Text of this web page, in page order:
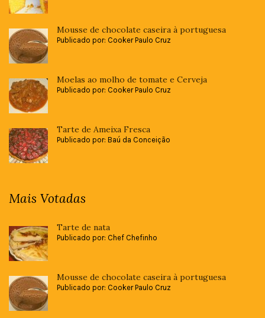
Mousse de chocolate caseira à portuguesa
Publicado por: Cooker Paulo Cruz
Moelas ao molho de tomate e Cerveja
Publicado por: Cooker Paulo Cruz
Tarte de Ameixa Fresca
Publicado por: Baú da Conceição
Mais Votadas
Tarte de nata
Publicado por: Chef Chefinho
Mousse de chocolate caseira à portuguesa
Publicado por: Cooker Paulo Cruz